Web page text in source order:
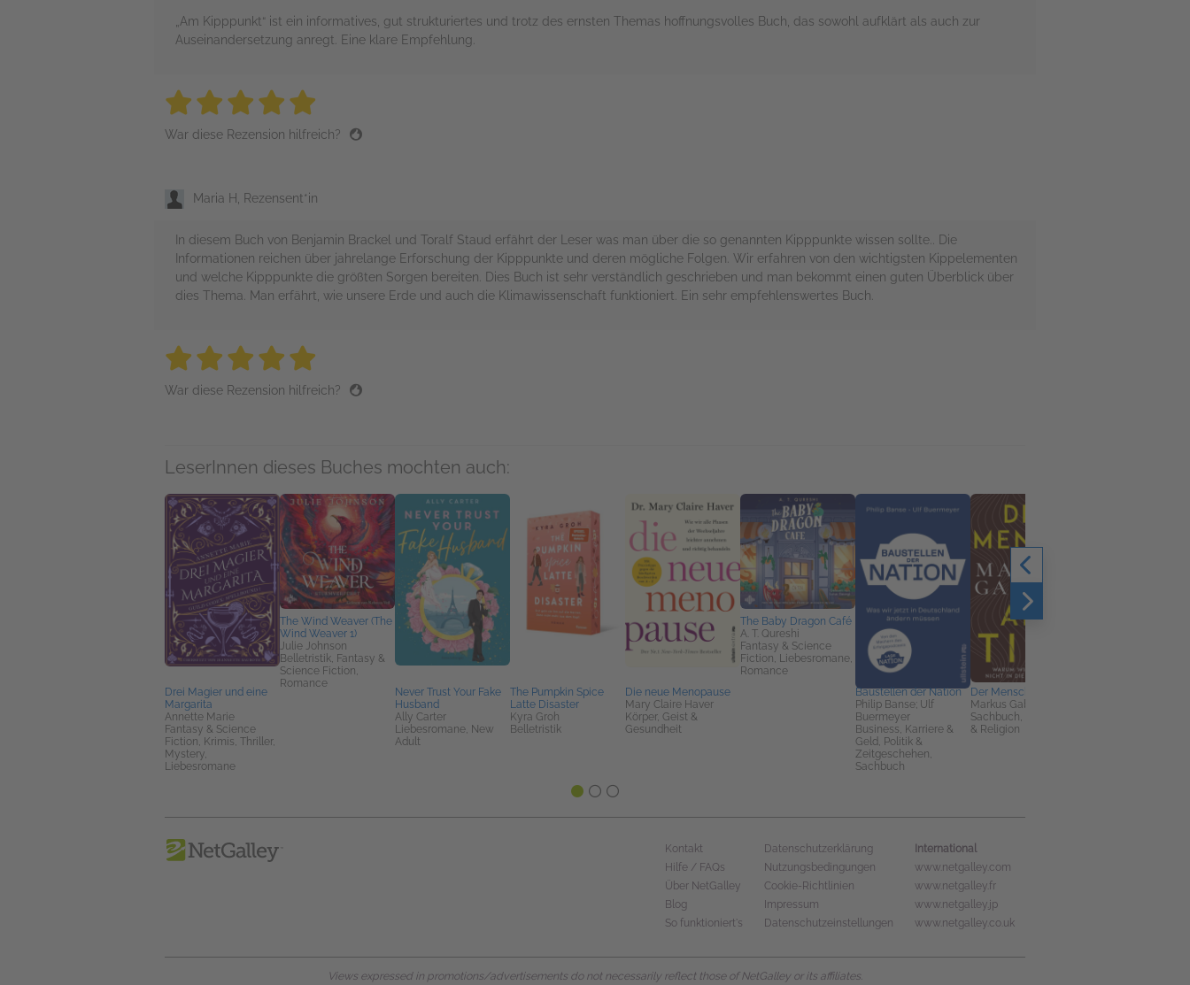
„Am Kipppunkt“ ist ein informatives, gut strukturiertes und trotz des ernsten Themas hoffnungsvolles Buch, das sowohl aufklärt als auch zur
Auseinandersetzung anregt. Eine klare Empfehlung.
5 stars
5 stars
5 stars
5 stars
War diese Rezension hilfreich?
Maria H, Rezensent*in
In diesem Buch von Benjamin Brackel und Toralf Staud erfährt der Leser was man über die so genannten Kipppunkte wissen sollte.. Die
Informationen reichen über jahrelange Erforschung der Kipppunkte und deren mögliche Folgen. Wir erfahren von den wichtigsten Kippelementen
und welche Kipppunkte die größten Sorgen bereiten. Dies Buch ist sehr verständlich geschrieben und man bekommt einen guten Überblick über
dies Thema. Man erfährt, wie unsere Erde und auch die Klimawissenschaft funktioniert. Ein sehr empfehlenswertes Buch.
5 stars
5 stars
5 stars
5 stars
War diese Rezension hilfreich?
LeserInnen dieses Buches mochten auch:
Drei Magier und eine
Margarita
Annette Marie
Fantasy & Science
Fiction, Krimis, Thriller,
Mystery,
Liebesromane
The Wind Weaver (The
Wind Weaver 1)
Julie Johnson
Belletristik, Fantasy &
Science Fiction,
Romance
Never Trust Your Fake
Husband
Ally Carter
Liebesromane, New
Adult
The Pumpkin Spice
Latte Disaster
Kyra Groh
Belletristik
Die neue Menopause
Mary Claire Haver
Körper, Geist &
Gesundheit
The Baby Dragon Café
A. T. Qureshi
Fantasy & Science
Fiction, Liebesromane,
Romance
Baustellen der Nation
Philip Banse; Ulf
Buermeyer
Business, Karriere &
Geld, Politik &
Zeitgeschehen,
Sachbuch
Der Mensch als Tier
Markus Gabriel
Sachbuch, Spiritualität
& Religion
Kontakt
Hilfe / FAQs
Über NetGalley
Blog
So funktioniert's
Datenschutzerklärung
Nutzungsbedingungen
Cookie-Richtlinien
Impressum
Datenschutzeinstellungen
International
www.netgalley.com
www.netgalley.fr
www.netgalley.jp
www.netgalley.co.uk
Views expressed in promotions/advertisements do not necessarily reflect those of NetGalley or its affiliates.